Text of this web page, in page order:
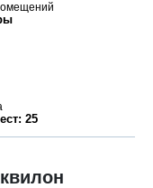
25